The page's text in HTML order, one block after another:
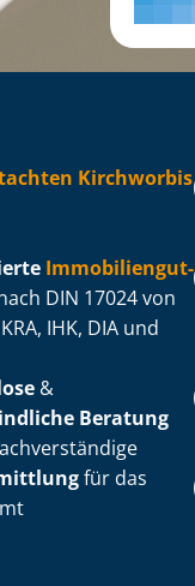
Kirchworbis
Im­mo­bi­li­en­gut­
DIN 17024 von
IHK, DIA und
&
Beratung
für das